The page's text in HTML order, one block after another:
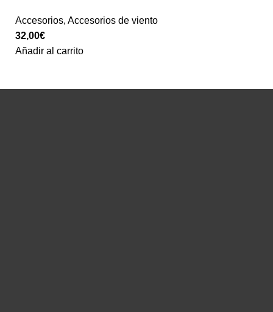
Accesorios,Accesorios de viento
32,00€
Añadir al carrito